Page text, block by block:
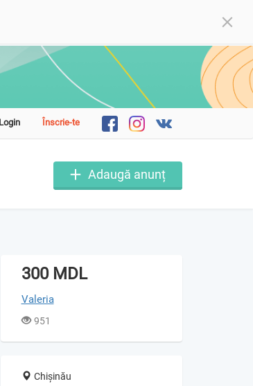
Login Înscrie-te
Adaugă anunț
300 MDL
Valeria
951
Chișinău